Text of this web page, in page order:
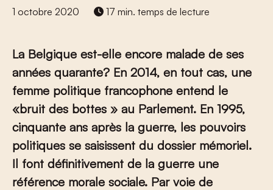
1 octobre 2020
17 min. temps de lecture
La Belgique est-elle encore malade de ses
années quarante? En 2014, en tout cas, une
femme politique francophone entend le
«bruit des bottes » au Parlement. En 1995,
cinquante ans après la guerre, les pouvoirs
politiques se saisissent du dossier mémoriel.
Il font définitivement de la guerre une
référence morale sociale. Par voie de